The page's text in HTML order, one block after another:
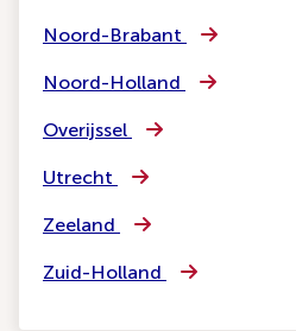
Noord-Brabant
Noord-Holland
Overijssel
Utrecht
Zeeland
Zuid-Holland